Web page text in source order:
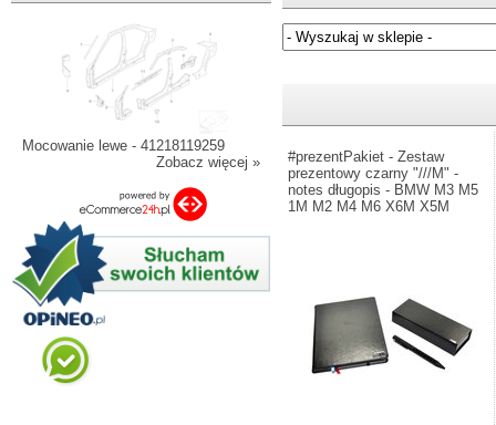
Mocowanie lewe - 41218119259
Zobacz więcej »
#prezentPakiet - Zestaw
prezentowy czarny "///M" -
notes długopis - BMW M3 M5
1M M2 M4 M6 X6M X5M